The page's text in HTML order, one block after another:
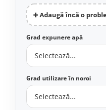
Rulmenți
Transmisii & lanțuri
Claxoane / sonerii (timbres)
Discuri de frana
Plăcuțe de frână
Etrieri
Cabluri de frână
➕ Adaugă încă o
Grad expunere apă
Grad utilizare în noroi